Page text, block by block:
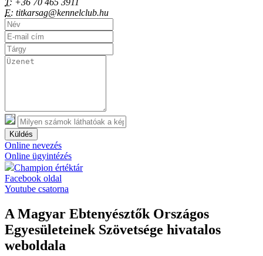
T: +36 70 465 3911
E: titkarsag@kennelclub.hu
Küldés
Online nevezés
Online ügyintézés
Champion értéktár
Facebook oldal
Youtube csatorna
A Magyar Ebtenyésztők Országos
Egyesületeinek Szövetsége hivatalos
weboldala